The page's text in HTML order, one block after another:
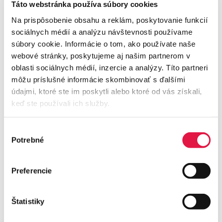
Táto webstránka používa súbory cookies
Na prispôsobenie obsahu a reklám, poskytovanie funkcií
sociálnych médií a analýzu návštevnosti používame
súbory cookie. Informácie o tom, ako používate naše
webové stránky, poskytujeme aj našim partnerom v
oblasti sociálnych médií, inzercie a analýzy. Títo partneri
môžu príslušné informácie skombinovať s ďalšími
údajmi, ktoré ste im poskytli alebo ktoré od vás získali,
keď ste používali ich služby.
súhlasu
Potrebné
Preferencie
Štatistiky
resničnost, ki vas bo presenetila
09.10.2025 | 3 min
ecommerce